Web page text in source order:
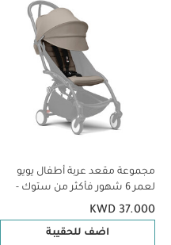
مجموعة مقعد عربة أطفال يويو
لعمر 6 شهور فأكثر من ستوك -
بيج
KWD 37.000
اضف للحقيبة